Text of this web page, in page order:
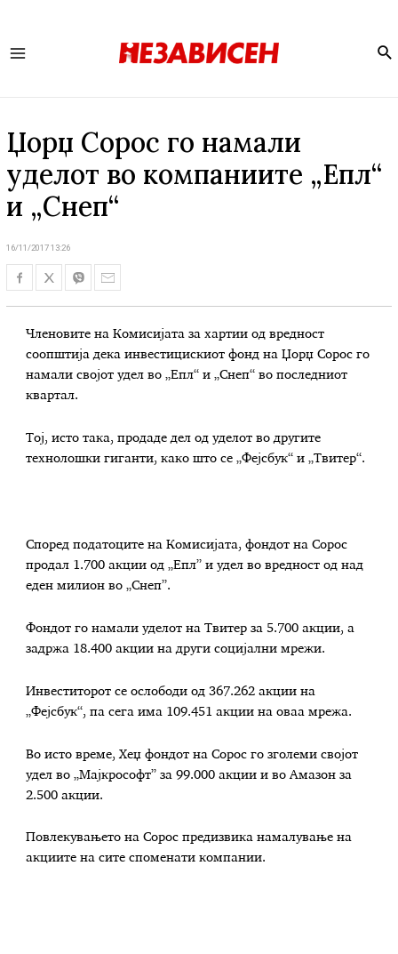
Џорџ Сорос го намали
уделот во компаниите „Епл“
и „Снеп“
16/11/2017 13:26
Членовите на Комисијата за хартии од вредност
соопштија дека инвестицискиот фонд на Џорџ Сорос го
намали својот удел во „Епл“ и „Снеп“ во последниот
квартал.
Тој, исто така, продаде дел од уделот во другите
технолошки гиганти, како што се „Фејсбук“ и „Твитер“.
Според податоците на Комисијата, фондот на Сорос
продал 1.700 акции од „Епл” и удел во вредност од над
еден милион во „Снеп”.
Фондот го намали уделот на Твитер за 5.700 акции, а
задржа 18.400 акции на други социјални мрежи.
Инвеститорот се ослободи од 367.262 акции на
„Фејсбук“, па сега има 109.451 акции на оваа мрежа.
Во исто време, Хеџ фондот на Сорос го зголеми својот
удел во „Мајкрософт” за 99.000 акции и во Амазон за
2.500 акции.
Повлекувањето на Сорос предизвика намалување на
акциите на сите споменати компании.